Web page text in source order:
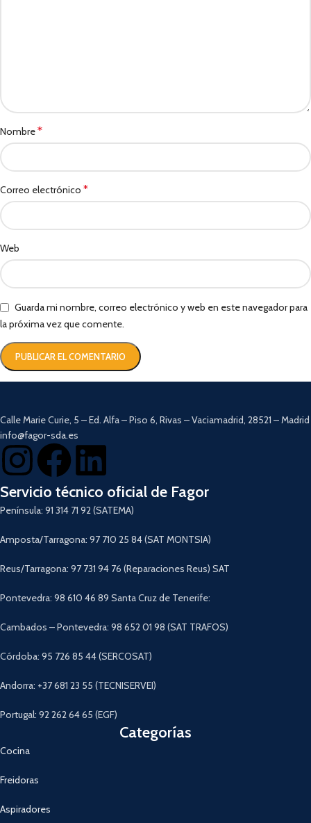
Nombre*
Correo electrónico *
Web
Guarda mi nombre, correo electrónico y web en este navegador para
la próxima vez que comente.
Calle Marie Curie, 5 – Ed. Alfa – Piso 6, Rivas – Vaciamadrid, 28521 – Madrid
info@fagor-sda.es
Servicio técnico oficial de Fagor
Península: 91 314 71 92 (SATEMA)
Amposta/Tarragona: 97 710 25 84 (SAT MONTSIA)
Reus/Tarragona: 97 731 94 76 (Reparaciones Reus) SAT
Pontevedra: 98 610 46 89 Santa Cruz de Tenerife:
Cambados – Pontevedra: 98 652 01 98 (SAT TRAFOS)
Córdoba: 95 726 85 44 (SERCOSAT)
Andorra: +37 681 23 55 (TECNISERVEI)
Portugal: 92 262 64 65 (EGF)
Categorías
Cocina
Freidoras
Aspiradores